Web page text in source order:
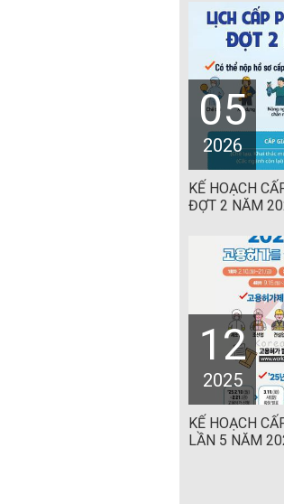
05
2026
KẾ HOẠCH
ĐỢT 2 NĂM
12
2025
KẾ HOẠCH
LẦN 5 NĂM